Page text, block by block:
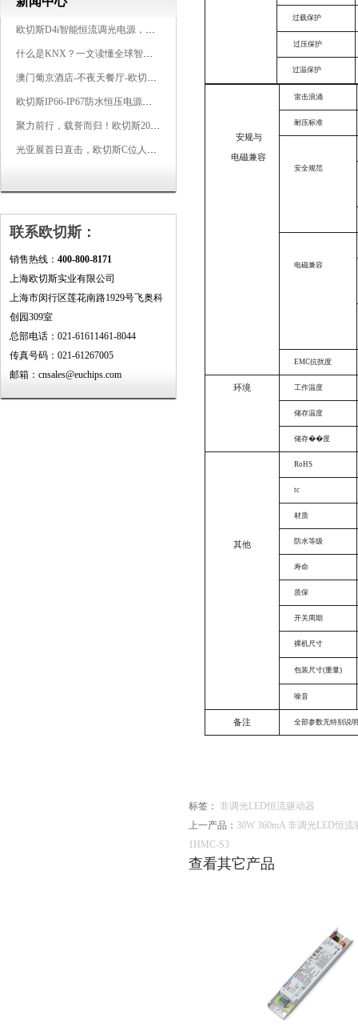
欧切斯D4i智能恒流调光电源，引领未来照明生态
什么是KNX？一文读懂全球智能建筑控制标准
澳门葡京酒店-不夜天餐厅-欧切斯KNX智能控制系统打造高端智慧空间
欧切斯IP66-IP67防水恒压电源，无惧风雨，智稳如一
聚力前行，载誉而归！欧切斯2026光亚展完美收官
光亚展首日直击，欧切斯C位人气爆棚-双奖加冕，实力再出圈
联系欧切斯：
销售热线： 400-800-8171
上海欧切斯实业有限公司
上海市闵行区莲花南路1929号飞奥科
创园309室
总部电话：021-61611461-8044
传真号码：021-61267005
邮箱：cnsales@euchips.com
过载保护
过压保护
过温保护
安规与
电磁兼容
雷击浪涌
耐压标准
安全规范
电磁兼容
EMC抗扰度
环境 工作温度
储存温度
储存��度
其他
RoHS
tc
材质
防水等级
寿命
质保
开关周期
裸机尺寸
包装尺寸(重量)
噪音
备注 全部参数无特别说
标签： 非调光LED恒流驱动器
上一产品： 30W 360mA 非调光LED恒流
1HMC-S3
查看其它产品